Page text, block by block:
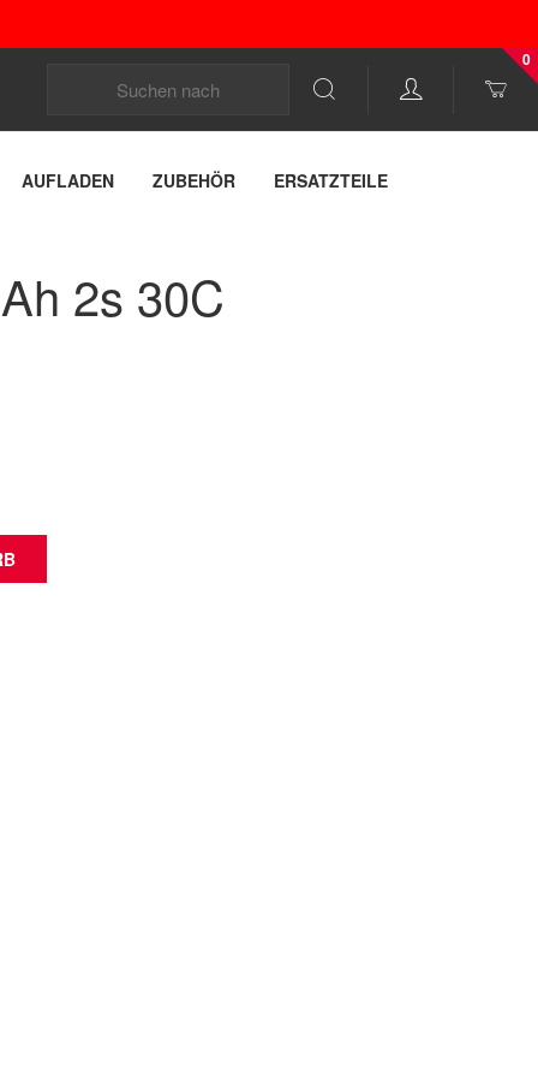
0
AUFLADEN ZUBEHÖR ERSATZTEILE
2s 30C